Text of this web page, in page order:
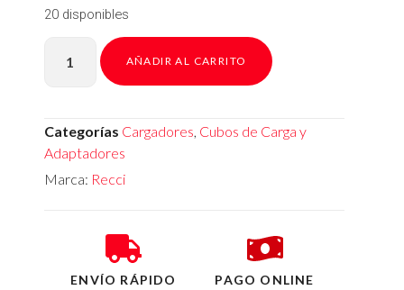
20 disponibles
AÑADIR AL CARRITO
Categorías Cargadores, Cubos de Carga y
Adaptadores
Marca: Recci
ENVÍO RÁPIDO PAGO ONLINE